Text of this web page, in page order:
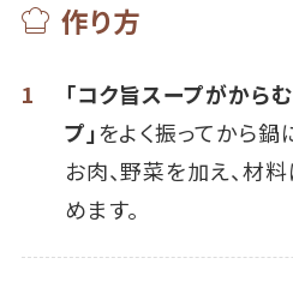
作り方
1
「コク旨スープがか
プ」をよく振ってから鍋
お肉、野菜を加え、材
めます。